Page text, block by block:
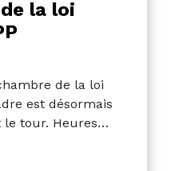
la loi
de la loi
est désormais
tour. Heures
conjugal, droits